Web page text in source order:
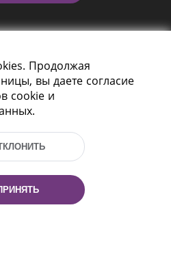
116
Беларусь, 220114
37, Факс: (+375 17)
Продолжая
вы даете согласие
cookie и